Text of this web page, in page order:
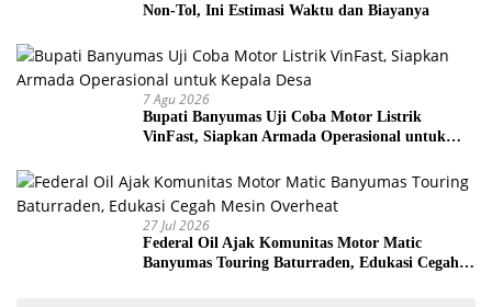
Non-Tol, Ini Estimasi Waktu dan Biayanya
7 Agu 2026
Bupati Banyumas Uji Coba Motor Listrik
VinFast, Siapkan Armada Operasional untuk
27 Jul 2026
Federal Oil Ajak Komunitas Motor Matic
Banyumas Touring Baturraden, Edukasi Cegah